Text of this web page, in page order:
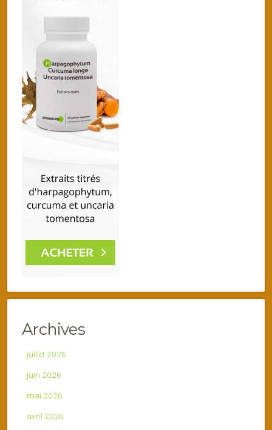
Archives
juillet 2026
juin 2026
mai 2026
avril 2026